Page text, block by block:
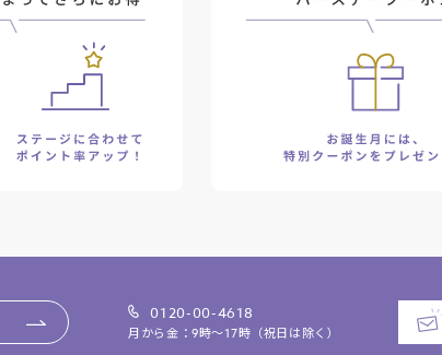
0120-00-4618
月から金：9時～17時（祝日は除く）